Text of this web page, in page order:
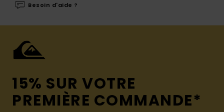
Besoin d'aide ?
15% SUR VOTRE
PREMIÈRE COMMANDE*